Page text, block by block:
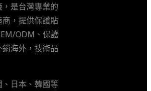
是台灣專業的
，提供保護貼
ODM、保護
海外，技術品
日本、韓國等